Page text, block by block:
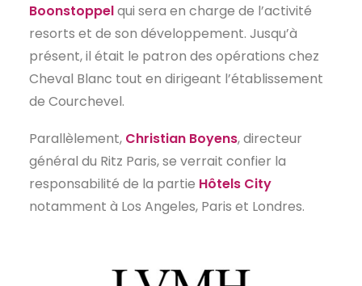
Boonstoppelqui sera en charge de l’activité
resorts et de son développement. Jusqu’à
présent, il était le patron des opérations chez
Cheval Blanc tout en dirigeant l’établissement
de Courchevel.
Parallèlement, Christian Boyens, directeur
général du Ritz Paris, se verrait confier la
responsabilité de la partie Hôtels City
notamment à Los Angeles, Paris et Londres.